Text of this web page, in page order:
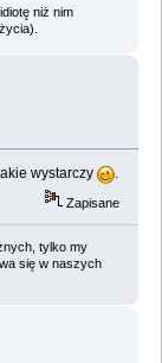
niż nim
wystarczy .
Zapisane
tylko my
się w naszych